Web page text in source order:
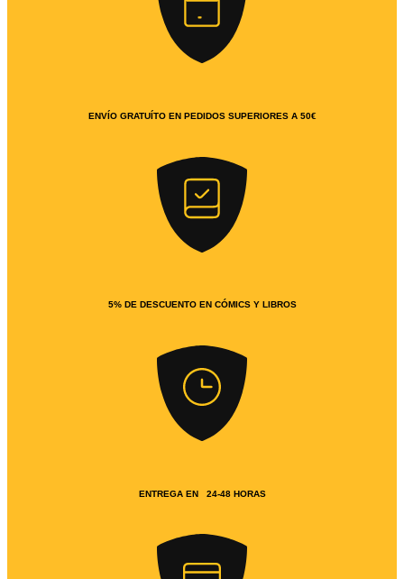
ENVÍO GRATUÍTO EN PEDIDOS SUPERIORES A 50€
5% DE DESCUENTO EN CÓMICS Y LIBROS
ENTREGA EN 24-48 HORAS